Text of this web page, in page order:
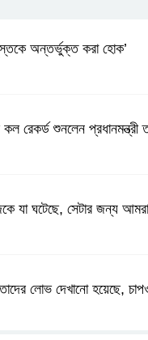
অন্তর্ভুক্ত করা হোক’
রেকর্ড শুনলেন প্রধানমন্ত্রী
যা ঘটেছে, সেটার জন্য
লোভ দেখানো হয়েছে,